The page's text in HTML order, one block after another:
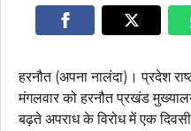
हरनौत (अपना नालंदा)। प्रदेश
मंगलवार को हरनौत प्रखंड
बढ़ते अपराध के विरोध में एक